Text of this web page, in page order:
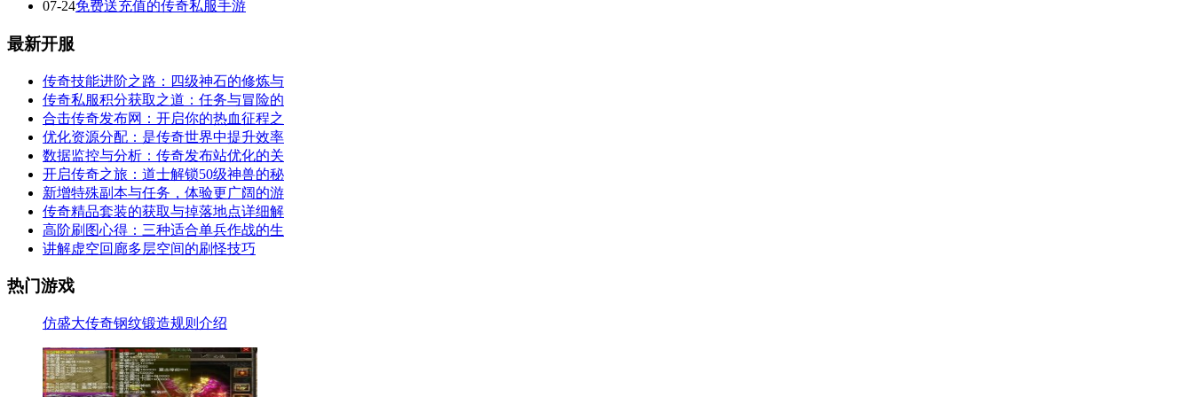
07-24免费送充值的传奇私服手游
最新开服
传奇技能进阶之路：四级神石的修炼与
传奇私服积分获取之道：任务与冒险的
合击传奇发布网：开启你的热血征程之
优化资源分配：是传奇世界中提升效率
数据监控与分析：传奇发布站优化的关
开启传奇之旅：道士解锁50级神兽的秘
新增特殊副本与任务，体验更广阔的游
传奇精品套装的获取与掉落地点详细解
高阶刷图心得：三种适合单兵作战的生
讲解虚空回廊多层空间的刷怪技巧
热门游戏
仿盛大传奇钢纹锻造规则介绍